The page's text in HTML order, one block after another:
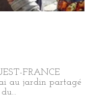
FRANCE
au jardin partagé